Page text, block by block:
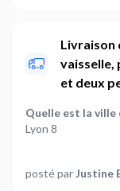
Poids de
Entre 50 et 100 kg
Faut-il
livraison ?
Y-a-t-il des
Livraison
vaisselle,
et deux
Quelle est la ville
Lyon 8
Lyon 2
posté parJustine